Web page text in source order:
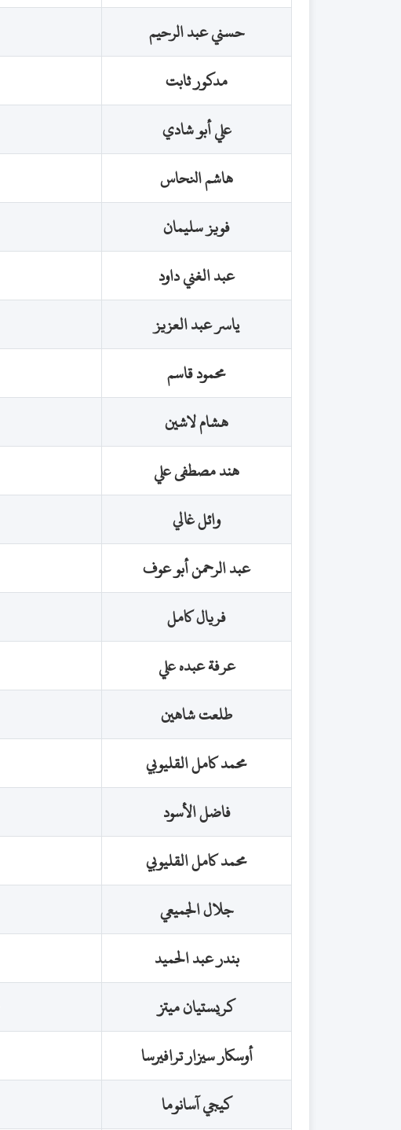
حسني عبد الرحيم
مدكور ثابت
علي أبو شادي
هاشم النحاس
فويز سليمان
عبد الغني داود
ياسر عبد العزيز
محمود قاسم
هشام لاشين
هند مصطفى علي
وائل غالي
عبد الرحمن أبو عوف
فريال كامل
عرفة عبده علي
طلعت شاهين
محمد كامل القليوبي
فاضل الأسود
محمد كامل القليوبي
جلال الجميعي
بندر عبد الحميد
كريستيان ميتز
أوسكار سيزار ترافيرسا
كيجي آسانوما